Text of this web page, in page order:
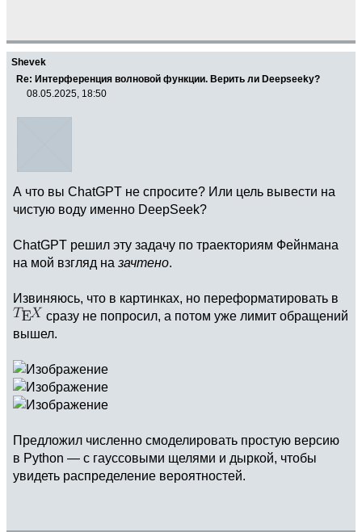
Shevek
Re: Интерференция волновой функции. Верить ли Deepseekу?
08.05.2025, 18:50
А что вы ChatGPT не спросите? Или цель вывести на
чистую воду именно DeepSeek?
ChatGPT решил эту задачу по траекториям Фейнмана
на мой взгляд на зачтено.
Извиняюсь, что в картинках, но переформатировать в
сразу не попросил, а потом уже лимит обращений
вышел.
Предложил численно смоделировать простую версию
в Python — с гауссовыми щелями и дыркой, чтобы
увидеть распределение вероятностей.